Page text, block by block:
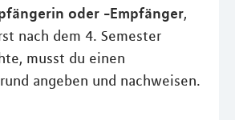
oder -Empfänger,
nach dem 4. Semester
musst du einen
angeben und nachweisen.